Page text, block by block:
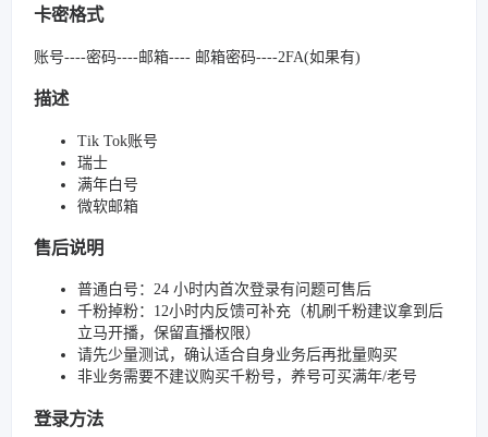
卡密格式
账号----密码----邮箱---- 邮箱密码----2FA(如果有)
描述
Tik Tok账号
瑞士
满年白号
微软邮箱
售后说明
普通白号：24 小时内首次登录有问题可售后
千粉掉粉：12小时内反馈可补充（机刷千粉建议拿到后
立马开播，保留直播权限）
请先少量测试，确认适合自身业务后再批量购买
非业务需要不建议购买千粉号，养号可买满年/老号
登录方法